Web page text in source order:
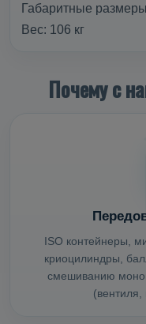
Габаритные
Вес: 106 кг
Почему с
ISO контейнеры,
криоцилиндры,
смешиванию
(вентиля,